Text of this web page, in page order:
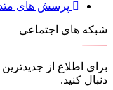
پرسش های
شبکه های اجتماعی
برای اطلاع از
دنبال کنید.